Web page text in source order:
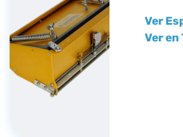
Ver
Ver